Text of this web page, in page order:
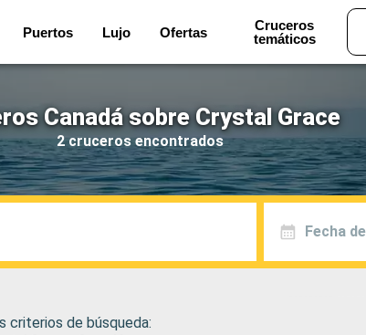
Puertos Lujo Ofertas
Cruceros
temáticos
Canadá sobre Crystal Grace
2 cruceros encontrados
Fecha
criterios de búsqueda: